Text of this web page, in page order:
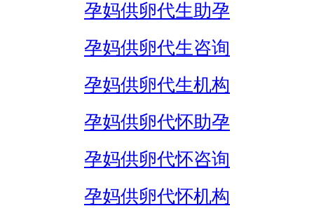
孕妈供卵代生助孕
孕妈供卵代生咨询
孕妈供卵代生机构
孕妈供卵代怀助孕
孕妈供卵代怀咨询
孕妈供卵代怀机构